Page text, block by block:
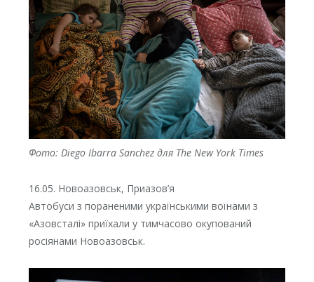
Фото: Diego Ibarra Sanchez для The New York Times
16.05. Новоазовськ, Приазов’я
Автобуси з пораненими українськими воїнами з
«Азовсталі» приїхали у тимчасово окупований
росіянами Новоазовськ.